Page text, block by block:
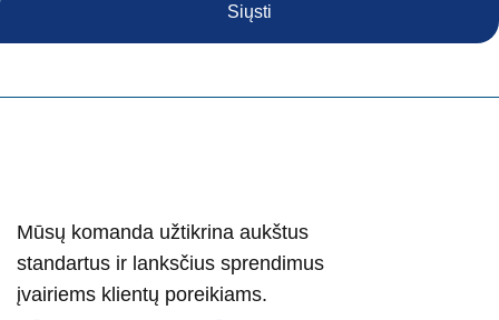
Siųsti
Mūsų komanda užtikrina aukštus
standartus ir lanksčius sprendimus
įvairiems klientų poreikiams.